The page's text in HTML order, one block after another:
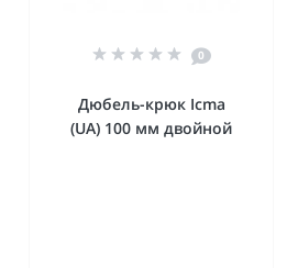
0
Дюбель-крюк Icma
(UA) 100 мм двойной